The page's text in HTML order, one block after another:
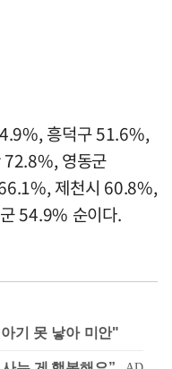
흥덕구 51.6%,
72.8%, 영동군
제천시 60.8%,
54.9% 순이다.
기 못 낳아 미안"